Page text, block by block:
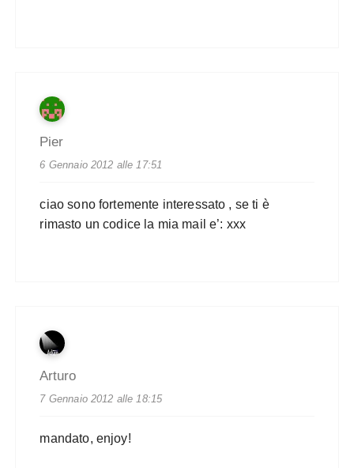
Pier
6 Gennaio 2012 alle 17:51
ciao sono fortemente interessato , se ti è
rimasto un codice la mia mail e’: xxx
Arturo
7 Gennaio 2012 alle 18:15
mandato, enjoy!